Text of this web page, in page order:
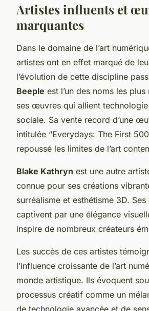
Artistes influents et
marquantes
Dans le domaine de l’art
artistes ont en effet marqué de
l’évolution de cette discipline
Beeple est l’un des noms les
ses œuvres qui allient
sociale. Sa vente record d’une
intitulée “Everydays: The First
repoussé les limites de l’art
Blake Kathryn est une autre
connue pour ses créations
surréalisme et esthétisme 3D.
captivent par une élégance
inspire de nombreux créateurs
Les succès de ces artistes
l’influence croissante de l’art
monde artistique. Ils évoquent
processus créatif comme un
de technologie avancée et de